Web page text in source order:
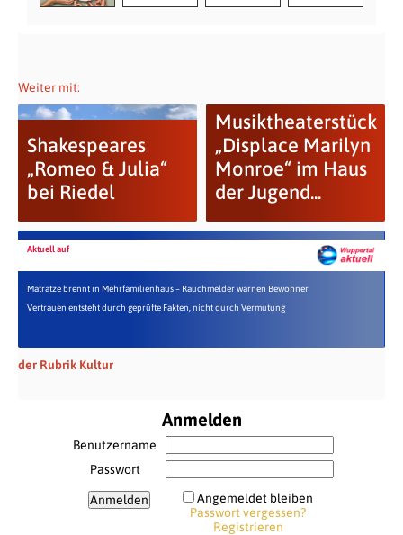
Weiter mit:
Shakespeares
„Romeo & Julia“
bei Riedel
Musiktheaterstück
„Displace Marilyn
Monroe“ im Haus
der Jugend...
Aktuell auf
Matratze brennt in Mehrfamilienhaus – Rauchmelder warnen Bewohner
Vertrauen entsteht durch geprüfte Fakten, nicht durch Vermutung
der Rubrik Kultur
Anmelden
Benutzername
Passwort
Angemeldet bleiben
Passwort vergessen?
Registrieren